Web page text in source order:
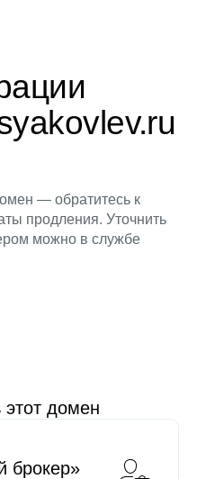
— обратитесь к
продления. Уточнить
можно в службе
этот домен
брокер»